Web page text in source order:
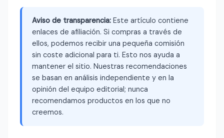
Aviso de transparencia: Este artículo contiene
enlaces de afiliación. Si compras a través de
ellos, podemos recibir una pequeña comisión
sin coste adicional para ti. Esto nos ayuda a
mantener el sitio. Nuestras recomendaciones
se basan en análisis independiente y en la
opinión del equipo editorial; nunca
recomendamos productos en los que no
creemos.